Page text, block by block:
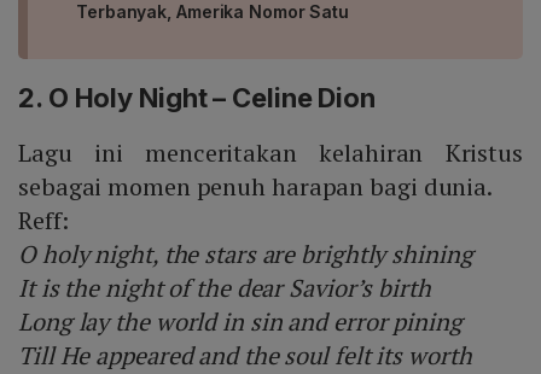
Terbanyak, Amerika Nomor Satu
2. O Holy Night – Celine Dion
Lagu ini menceritakan kelahiran Kristus
sebagai momen penuh harapan bagi dunia.
Reff:
O holy night, the stars are brightly shining
It is the night of the dear Savior’s birth
Long lay the world in sin and error pining
Till He appeared and the soul felt its worth